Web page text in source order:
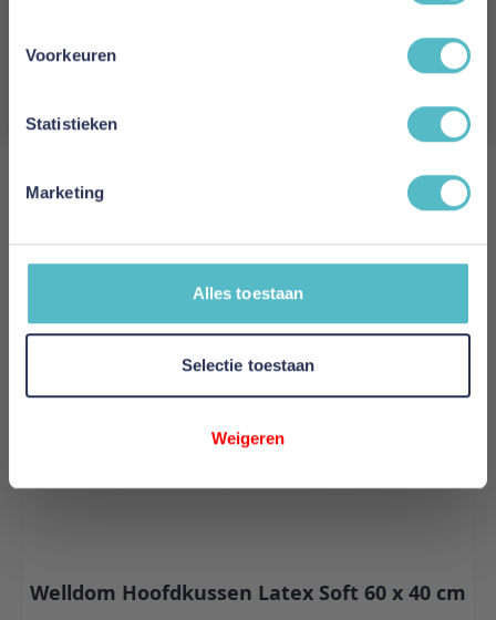
Voorkeuren
Statistieken
Marketing
Alles toestaan
Selectie toestaan
Weigeren
In Winkelwagen
Welldom Hoofdkussen Latex Soft 60 x 40 cm
E-mail